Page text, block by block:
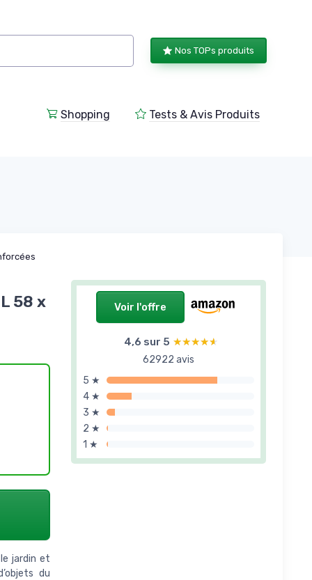
Nos TOPs produits
Shopping Tests & Avis Produits
Voir l'offre
4,6 sur 5 ★★★★★
★★★★★
62922 avis
5 ★
4 ★
3 ★
2 ★
1 ★
58 x
jardin et
du